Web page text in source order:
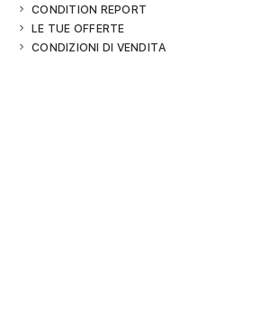
CONDITION REPORT
LE TUE OFFERTE
CONDIZIONI DI VENDITA